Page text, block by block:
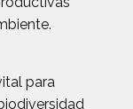
para